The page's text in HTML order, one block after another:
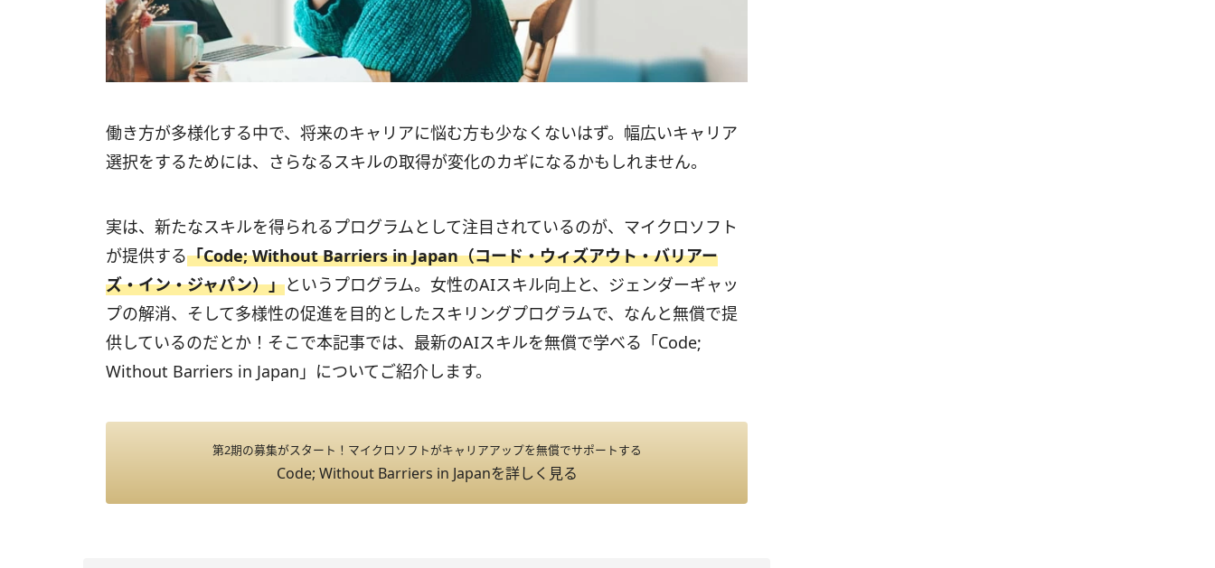
働き方が多様化する中で、将来のキャリアに悩む方も少なくないはず。幅広いキャリア
選択をするためには、さらなるスキルの取得が変化のカギになるかもしれません。
実は、新たなスキルを得られるプログラムとして注目されているのが、マイクロソフト
が提供する「Code; Without Barriers in Japan（コード・ウィズアウト・バリアー
ズ・イン・ジャパン）」というプログラム。女性のAIスキル向上と、ジェンダーギャッ
プの解消、そして多様性の促進を目的としたスキリングプログラムで、なんと無償で提
供しているのだとか！そこで本記事では、最新のAIスキルを無償で学べる「Code;
Without Barriers in Japan」についてご紹介します。
第2期の募集がスタート！マイクロソフトがキャリアアップを無償でサポートする
Code; Without Barriers in Japanを詳しく見る